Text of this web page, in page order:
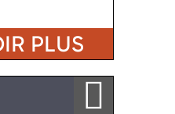
PLUS
Ajouter a ma sélection